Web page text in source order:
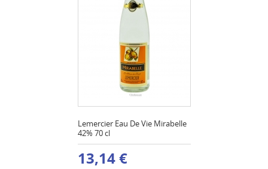
Lemercier Eau De Vie Mirabelle
42% 70 cl
13,14 €